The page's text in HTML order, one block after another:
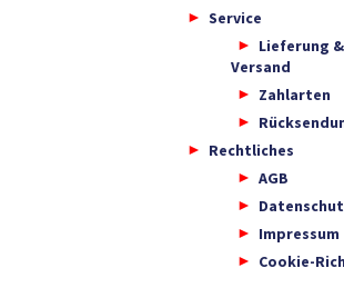
Service
Lieferung &
Versand
Zahlarten
Rechtliches
AGB
Impressum
Cookie-